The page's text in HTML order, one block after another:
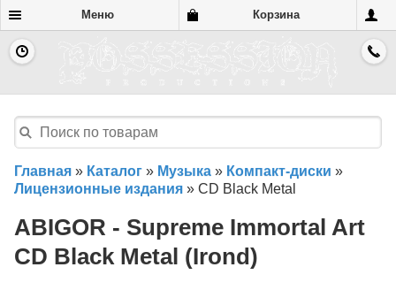
Меню Корзина
Главная » Каталог » Музыка » Компакт-диски »
Лицензионные издания » CD Black Metal
ABIGOR - Supreme Immortal Art
CD Black Metal (Irond)